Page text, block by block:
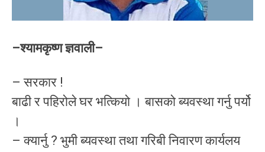
–श्यामकृष्ण ज्ञवाली–
– सरकार !
बाढी र पहिरोले घर भत्कियो । बासको ब्यवस्था गर्नु पर्यो
।
– क्यार्नु ? भुमी ब्यवस्था तथा गरिबी निवारण कार्यलय